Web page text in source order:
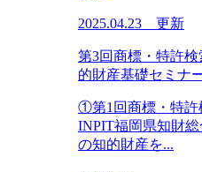
2025.04.23 更新
第3回商標・特許
的財産基礎セミナ
①第1回商標・特許
INPIT福岡県知財
の知的財産を...